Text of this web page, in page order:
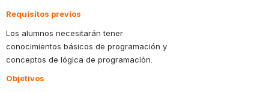
Requisitos previos
Los alumnos necesitarán tener
conocimientos básicos de programación y
conceptos de lógica de programación.
Objetivos